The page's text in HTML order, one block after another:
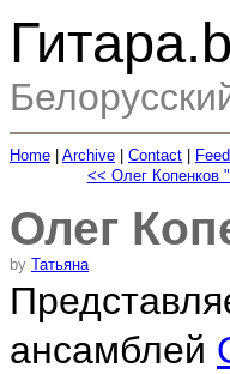
Home Archive Contact
Feed
<< Олег Копенков
Олег
by Татьяна
ансамблей